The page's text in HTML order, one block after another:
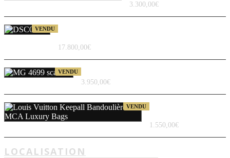
3.300,00€
VENDU
17.800,00€
VENDU
3.950,00€
VENDU
1.550,00€
LOCALISATION